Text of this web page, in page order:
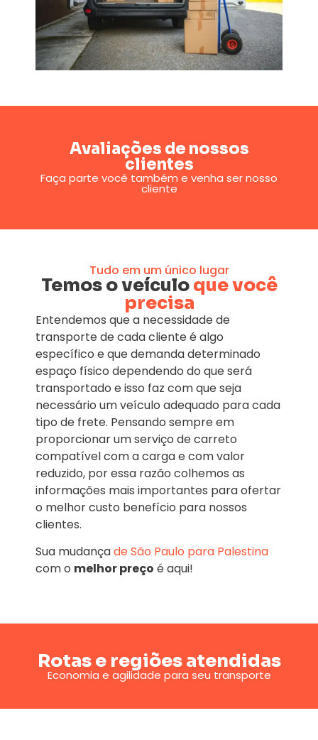
Avaliações de nossos
clientes
Faça parte você também e venha ser nosso
cliente
Tudo em um único lugar
Temos o veículoque você
precisa
Entendemos que a necessidade de
transporte de cada cliente é algo
específico e que demanda determinado
espaço físico dependendo do que será
transportado e isso faz com que seja
necessário um veículo adequado para cada
tipo de frete. Pensando sempre em
proporcionar um serviço de carreto
compatível com a carga e com valor
reduzido, por essa razão colhemos as
informações mais importantes para ofertar
o melhor custo benefício para nossos
clientes.
Sua mudançade São Paulo para Palestina
com o melhor preço é aqui!
Rotas e regiões atendidas
Economia e agilidade para seu transporte